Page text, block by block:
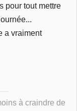
pour tout mettre
a vraiment
à craindre de